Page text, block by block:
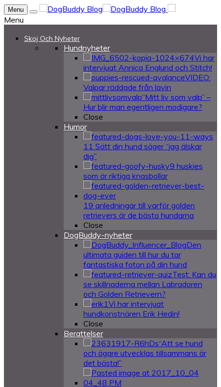
Menu
Menu
Skoj Och Nyheter
Hundnyheter
Vi har
intervjuat Annica Englund och Stitch!
VIDEO:
Valpar räddade från lavin
“Mitt liv som valp” –
Hur blir man egentligen modigare?
Close
Humor
11 Sätt din hund säger “jag älskar
dig”
9 huskies
som är riktiga knasbollar
19 anledningar till varför golden
retrievers är de bästa hundarna
Close
DogBuddy-nyheter
Den
ultimata guiden till hur du tar
fantastiska foton på din hund
Test: Kan du
se skillnaderna mellan Labradoren
och Golden Retrievern?
Vi har intervjuat
hundkonstnären Erik Hedin!
Close
Berattelser
“Att se hund
och ägare utvecklas tillsammans är
det bästa!”